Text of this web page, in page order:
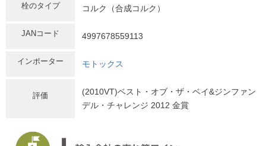
栓のタイプ コルク（合成コルク）
JANコード 4997678559113
インポーター モトックス
評価
(2010VT)ベスト・オブ・ザ・ベイ&ジンファン
デル・チャレンジ 2012 金賞